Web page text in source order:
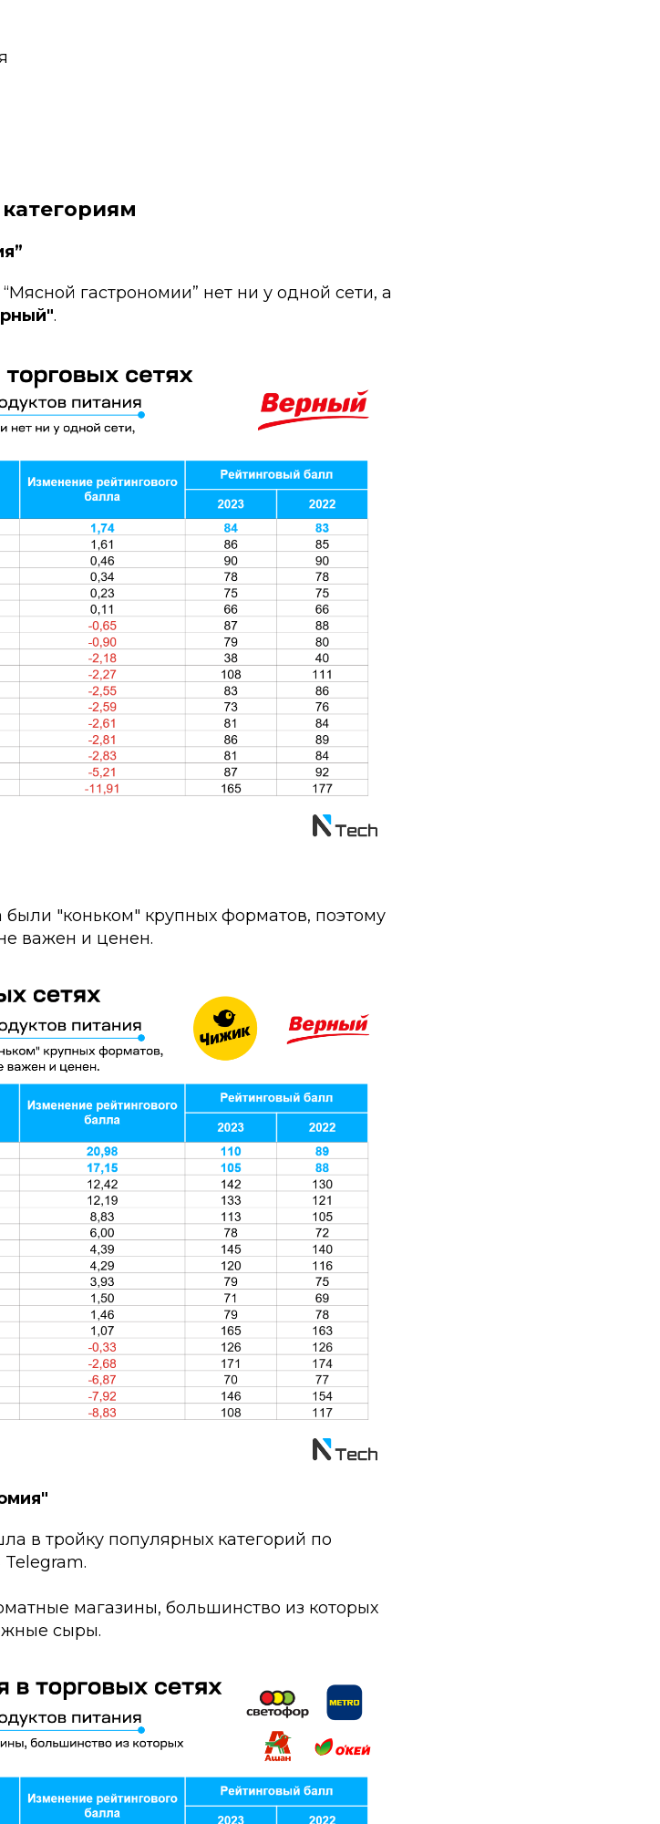
гастрономии” нет ни у одной сети, а
.
"коньком" крупных форматов, поэтому
важен и ценен.
в тройку популярных категорий по
магазины, большинство из которых
сыры.